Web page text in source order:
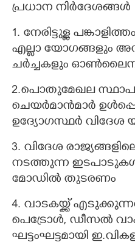
പ്രധാന നിർദേശങ്ങൾ
1. നേരിട്ടുള്ള
എല്ലാ യോഗങ്ങളും
ചർച്ചകളും
2.പൊതുമേഖല
ചെയർമാൻമാർ
ഉദ്യോഗസ്ഥർ വിദേശ
3. വിദേശ
നടത്തുന്ന
മോഡിൽ തുടരണം
4. വാടകയ്ക്ക്
പെട്രോൾ, ഡീസൽ
ഘട്ടംഘട്ടമായി